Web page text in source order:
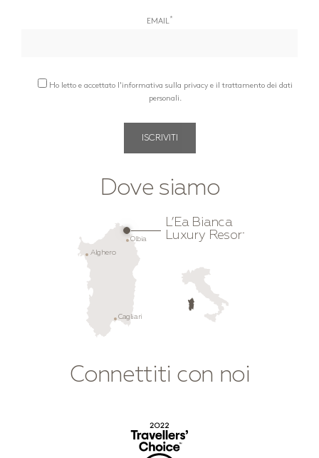
EMAIL*
Ho letto e accettato l'informativa sulla privacy e il trattamento dei dati
personali.
Dove siamo
Alghero
Cagliari
Olbia
L’Ea Bianca
Luxury Resort
Connettiti con noi